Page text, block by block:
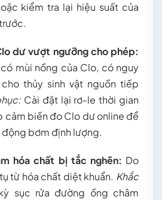
kiểm tra lại hiệu suất của
dư vượt ngưỡng cho phép:
mùi nồng của Clo, có nguy
thủy sinh vật nguồn tiếp
Cài đặt lại rơ-le thời gian
cảm biến đo Clo dư online để
bơm định lượng.
hóa chất bị tắc nghẽn: Do
từ hóa chất diệt khuẩn. Khắc
sục rửa đường ống châm